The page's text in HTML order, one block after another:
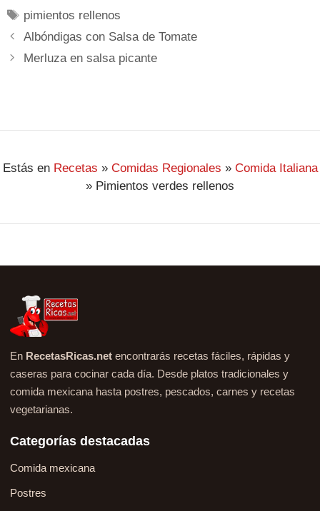
pimientos rellenos
Albóndigas con Salsa de Tomate
Merluza en salsa picante
Estás en Recetas » Comidas Regionales » Comida Italiana
» Pimientos verdes rellenos
En RecetasRicas.net encontrarás recetas fáciles, rápidas y
caseras para cocinar cada día. Desde platos tradicionales y
comida mexicana hasta postres, pescados, carnes y recetas
vegetarianas.
Categorías destacadas
Comida mexicana
Postres